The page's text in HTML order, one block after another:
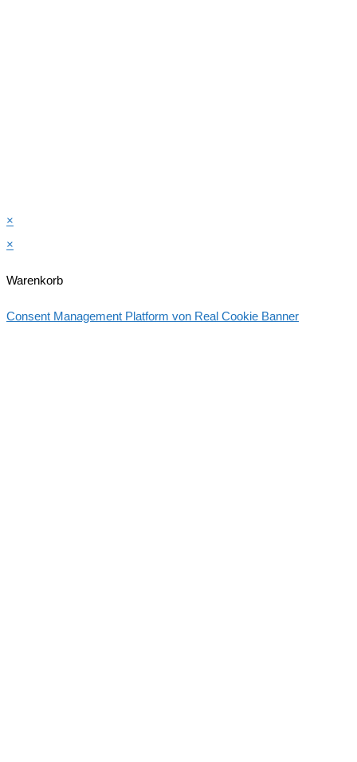
×
×
Warenkorb
Consent Management Platform von Real Cookie Banner